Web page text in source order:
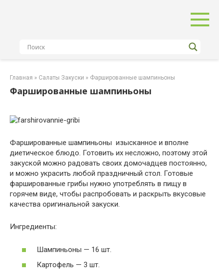
Главная » Салаты Закуски » Фаршированные шампиньоны
Фаршированные шампиньоны
Фаршированные шампиньоны изысканное и вполне
диетическое блюдо. Готовить их несложно, поэтому этой
закуской можно радовать своих домочадцев постоянно,
и можно украсить любой праздничный стол. Готовые
фаршированные грибы нужно употреблять в пищу в
горячем виде, чтобы распробовать и раскрыть вкусовые
качества оригинальной закуски.
Ингредиенты:
Шампиньоны — 16 шт.
Картофель — 3 шт.